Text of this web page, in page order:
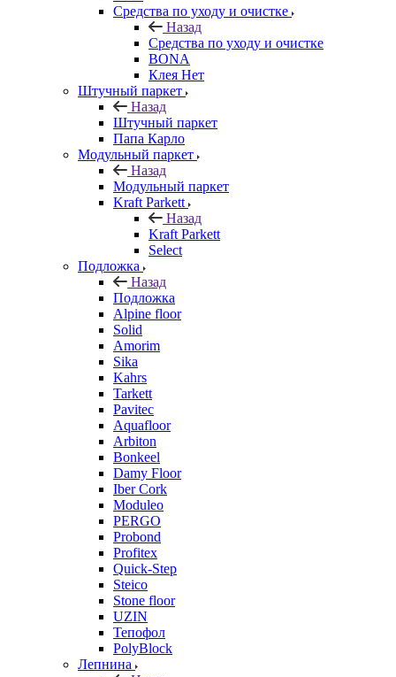
Средства по уходу и очистке
Назад
Средства по уходу и очистке
BONA
Клея Нет
Штучный паркет
Назад
Штучный паркет
Папа Карло
Модульный паркет
Назад
Модульный паркет
Kraft Parkett
Назад
Kraft Parkett
Select
Подложка
Назад
Подложка
Alpine floor
Solid
Amorim
Sika
Kahrs
Tarkett
Pavitec
Aquafloor
Arbiton
Bonkeel
Damy Floor
Iber Cork
Moduleo
PERGO
Probond
Profitex
Quick-Step
Steico
Stone floor
UZIN
Тепофол
PolyBlock
Лепнина